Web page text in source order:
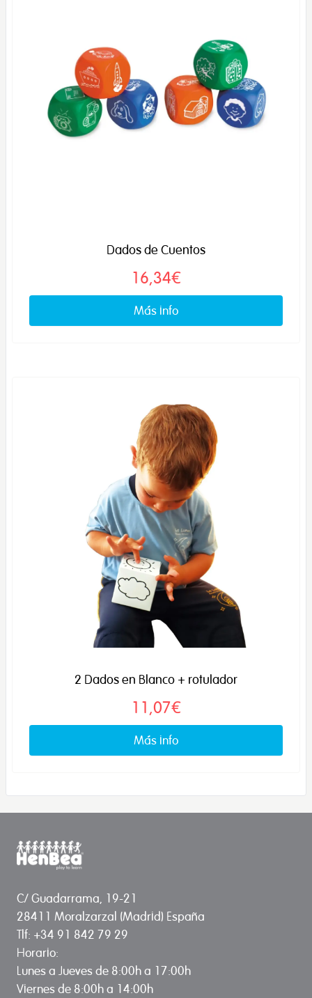
Dados de Cuentos
16,34€
Más info
2 Dados en Blanco + rotulador
11,07€
Más info
C/ Guadarrama, 19-21
28411 Moralzarzal (Madrid) España
Tlf: +34 91 842 79 29
Horario:
Lunes a Jueves de 8:00h a 17:00h
Viernes de 8:00h a 14:00h